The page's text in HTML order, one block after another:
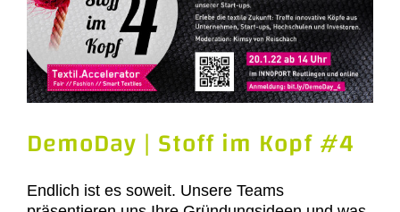
DemoDay | Stoff im Kopf #4
Endlich ist es soweit. Unsere Teams